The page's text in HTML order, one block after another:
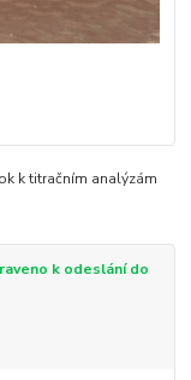
k titračním analýzám
k odeslání do